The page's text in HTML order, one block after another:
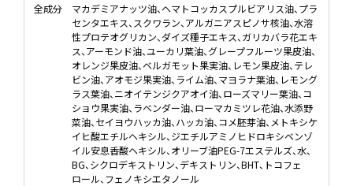
全成分
マカデミアナッツ油、ヘマトコッカスプルビアリス油、プラ
センタエキス、スクワラン、アルガニアスピノサ核油、水溶
性プロテオグリカン、ダイズ種子エキス、ガリカバラ花エキ
ス、アーモンド油、ユーカリ葉油、グレープフルーツ果皮油、
オレンジ果皮油、ベルガモット果実油、レモン果皮油、テレ
ビン油、アオモジ果実油、ライム油、マヨラナ葉油、レモング
ラス葉油、ニオイテンジクアオイ油、ローズマリー葉油、コ
ショウ果実油、ラベンダー油、ローマカミツレ花油、水添野
菜油、セイヨウハッカ油、ハッカ油、コメ胚芽油、メトキシケ
イヒ酸エチルヘキシル、ジエチルアミノヒドロキシベンゾ
イル安息香酸ヘキシル、オリーブ油PEG-7エステルズ、水、
BG、シクロデキストリン、デキストリン、BHT、トコフェ
ロール、フェノキシエタノール